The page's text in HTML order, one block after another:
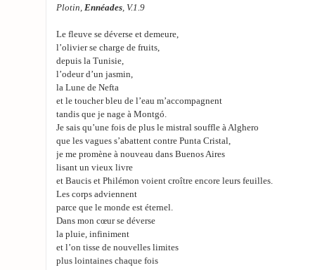
Plotin, Ennéades, V.1.9
Le fleuve se déverse et demeure,
l’olivier se charge de fruits,
depuis la Tunisie,
l’odeur d’un jasmin,
la Lune de Nefta
et le toucher bleu de l’eau m’accompagnent
tandis que je nage à Montgó.
Je sais qu’une fois de plus le mistral souffle à Alghero
que les vagues s’abattent contre Punta Cristal,
je me promène à nouveau dans Buenos Aires
lisant un vieux livre
et Baucis et Philémon voient croître encore leurs feuilles.
Les corps adviennent
parce que le monde est éternel.
Dans mon cœur se déverse
la pluie, infiniment
et l’on tisse de nouvelles limites
plus lointaines chaque fois